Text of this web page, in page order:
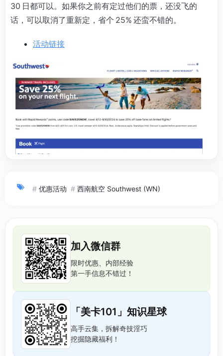
30 日都可以。如果你之前有定过他们的票，还没飞的
话，可以取消了重新定，省个 25% 还蛮不错的。
活动链接
# 优惠活动 # 西南航空 Southwest (WN)
加入微信群
限时优惠、内部经验
第一手信息不错过！
「美卡101」知识星球
高手云集，拆解奇技淫巧
挖掘隐藏福利！